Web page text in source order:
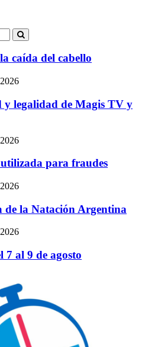
Search
caída del cabello
y legalidad de Magis TV y
para fraudes
de la Natación Argentina
al 9 de agosto